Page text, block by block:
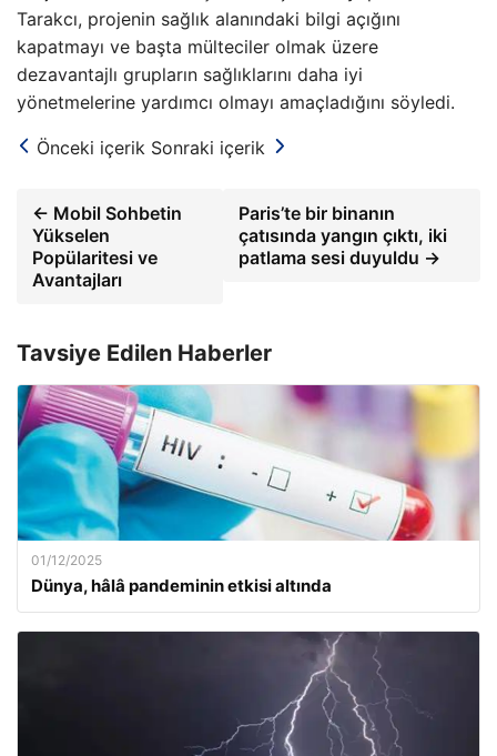
Tarakcı, projenin sağlık alanındaki bilgi açığını
kapatmayı ve başta mülteciler olmak üzere
dezavantajlı grupların sağlıklarını daha iyi
yönetmelerine yardımcı olmayı amaçladığını söyledi.
Önceki içerik Sonraki içerik
← Mobil Sohbetin
Yükselen
Popülaritesi ve
Avantajları
Paris’te bir binanın
çatısında yangın çıktı, iki
patlama sesi duyuldu →
Tavsiye Edilen Haberler
01/12/2025
Dünya, hâlâ pandeminin etkisi altında